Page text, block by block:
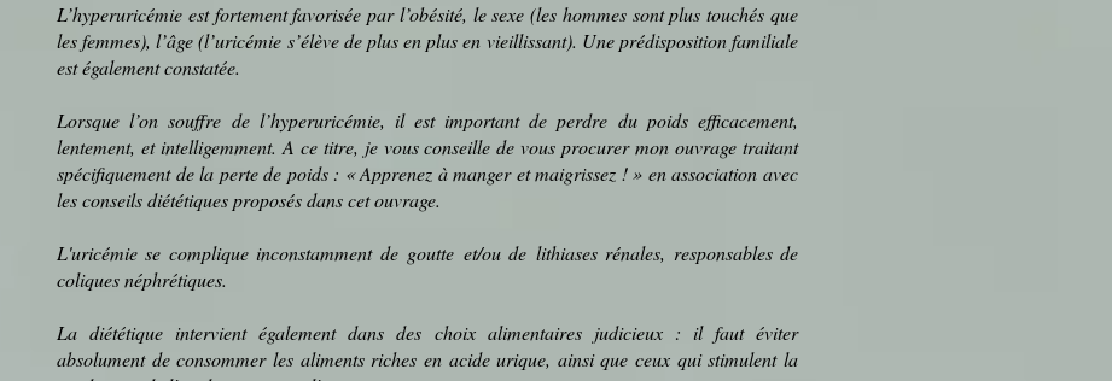
L’hyperuricémie est fortement favorisée par l’obésité, le sexe (les hommes sont plus touchés que
les femmes), l’âge (l’uricémie s’élève de plus en plus en vieillissant). Une prédisposition familiale
est également constatée.
Lorsque l’on souffre de l’hyperuricémie, il est important de perdre du poids efficacement,
lentement, et intelligemment. A ce titre, je vous conseille de vous procurer mon ouvrage traitant
spécifiquement de la perte de poids : « Apprenez à manger et maigrissez ! » en association avec
les conseils diététiques proposés dans cet ouvrage.
L'uricémie se complique inconstamment de goutte et/ou de lithiases rénales, responsables de
coliques néphrétiques.
La diététique intervient également dans des choix alimentaires judicieux : il faut éviter
absolument de consommer les aliments riches en acide urique, ainsi que ceux qui stimulent la